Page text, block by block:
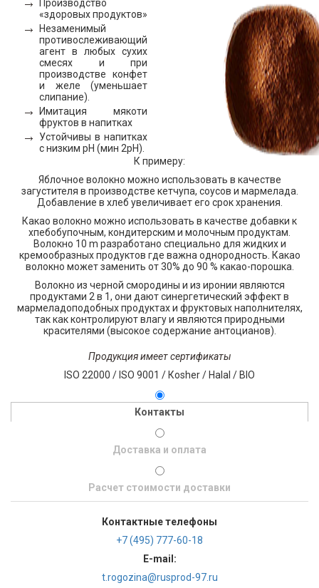
Производство
«здоровых продуктов»
Незаменимый
противослеживающий
агент в любых сухих
смесях и при
производстве конфет
и желе (уменьшает
слипание).
Имитация мякоти
фруктов в напитках
Устойчивы в напитках
с низким рН (мин 2рН).
К примеру:
Яблочное волокно можно использовать в качестве
загустителя в производстве кетчупа, соусов и мармелада.
Добавление в хлеб увеличивает его срок хранения.
Какао волокно можно использовать в качестве добавки к
хпебобупочным, кондитерским и молочным продуктам.
Волокно 10 m разработано специально для жидких и
кремообразных продуктов где важна однородность. Какао
волокно может заменить от 30% до 90 % какао-порошка.
Волокно из черной смородины и из иронии являются
продуктами 2 в 1, они дают синергетический эффект в
мармеладоподобных продуктах и фруктовых наполнителях,
так как контролируют влагу и являются природными
красителями (высокое содержание антоцианов).
Продукция имеет сертификаты
ISO 22000 / ISO 9001 / Кosher / Наlal / ВIО
Контакты
Доставка и оплата
Расчет стоимости доставки
Контактные телефоны
+7 (495) 777-60-18
E-mail:
t.rogozina@rusprod-97.ru